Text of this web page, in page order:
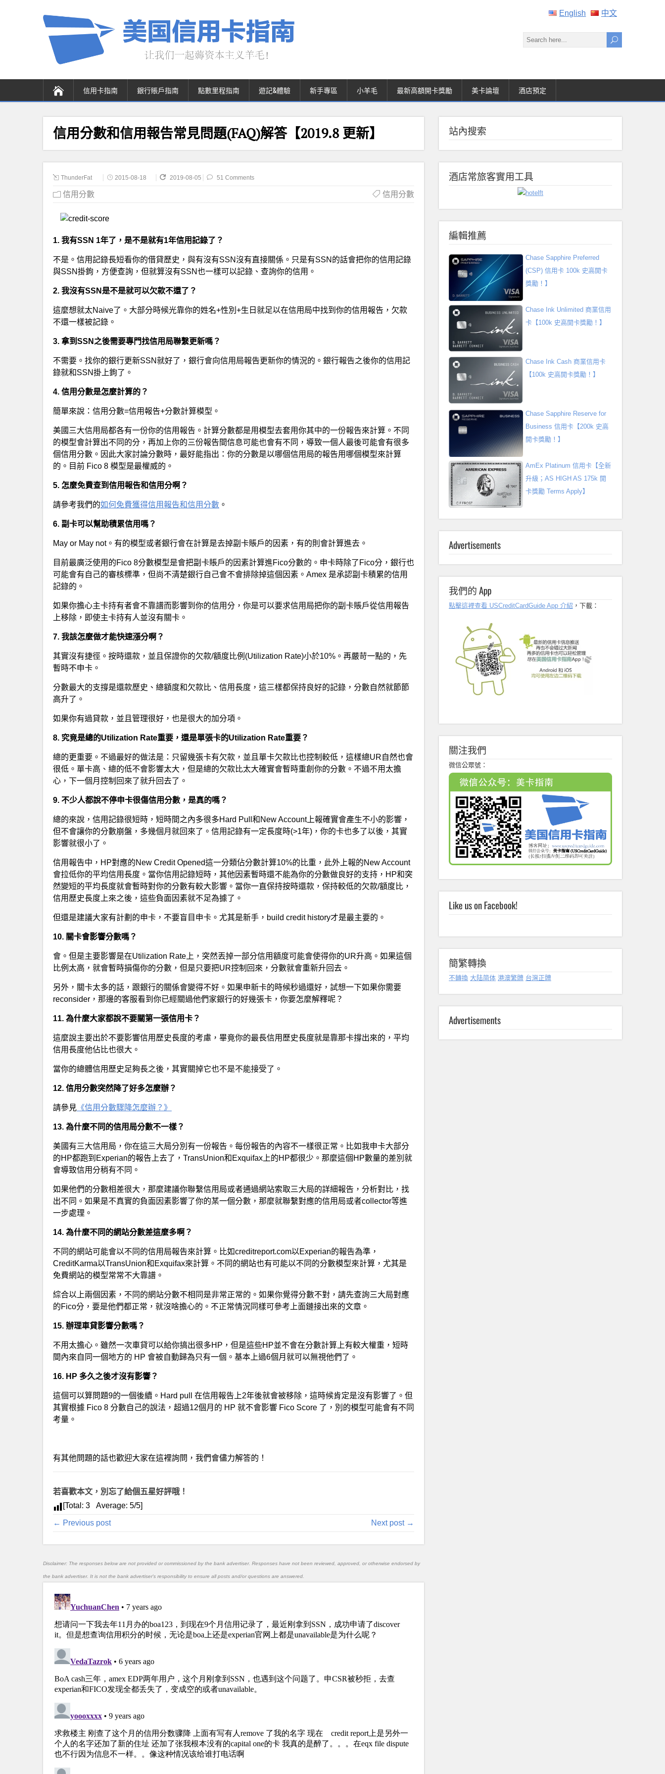
English 中文
信用卡指南 銀行賬戶指南 點數里程指南 遊記&體驗 新手專區 小羊毛 最新高額開卡獎勵 美卡論壇 酒店預定
信用分數和信用報告常見問題(FAQ)解答【2019.8 更新】
ThunderFat 2015-08-18 2019-08-05 51 Comments
信用分數 信用分數
1. 我有SSN 1年了，是不是就有1年信用記錄了？
不是。信用記錄長短看你的借貸歷史，與有沒有SSN沒有直接關係。只是有SSN的話會把你的信用記錄
與SSN掛鉤，方便查詢，但就算沒有SSN也一樣可以記錄、查詢你的信用。
2. 我沒有SSN是不是就可以欠款不還了？
這麼想就太Naive了。大部分時候光靠你的姓名+性別+生日就足以在信用局中找到你的信用報告，欠款
不還一樣被記錄。
3. 拿到SSN之後需要專門找信用局聯繫更新嗎？
不需要。找你的銀行更新SSN就好了，銀行會向信用局報告更新你的情況的。銀行報告之後你的信用記
錄就和SSN掛上鉤了。
4. 信用分數是怎麼計算的？
簡單來說：信用分數=信用報告+分數計算模型。
美國三大信用局都各有一份你的信用報告。計算分數都是用模型去套用你其中的一份報告來計算。不同
的模型會計算出不同的分，再加上你的三份報告間信息可能也會有不同，導致一個人最後可能會有很多
個信用分數。因此大家討論分數時，最好能指出：你的分數是以哪個信用局的報告用哪個模型來計算
的。目前 Fico 8 模型是最權威的。
5. 怎麼免費查到信用報告和信用分啊？
請參考我們的如何免費獲得信用報告和信用分數 。
6. 副卡可以幫助積累信用嗎？
May or May not。有的模型或者銀行會在計算是去掉副卡賬戶的因素，有的則會計算進去。
目前最廣泛使用的Fico 8分數模型是會把副卡賬戶的因素計算進Fico分數的。申卡時除了Fico分，銀行也
可能會有自己的審核標準，但尚不清楚銀行自己會不會排除掉這個因素。Amex 是承認副卡積累的信用
記錄的。
如果你擔心主卡持有者會不靠譜而影響到你的信用分，你是可以要求信用局把你的副卡賬戶從信用報告
上移除，即使主卡持有人並沒有關卡。
7. 我該怎麼做才能快速漲分啊？
其實沒有捷徑。按時還款，並且保證你的欠款/額度比例(Utilization Rate)小於10%。再嚴苛一點的，先
暫時不申卡。
分數最大的支撐是還款歷史、總額度和欠款比、信用長度，這三樣都保持良好的記錄，分數自然就節節
高升了。
如果你有過貸款，並且管理很好，也是很大的加分項。
8. 究竟是總的Utilization Rate重要，還是單張卡的Utilization Rate重要？
總的更重要。不過最好的做法是：只留幾張卡有欠款，並且單卡欠款比也控制較低，這樣總UR自然也會
很低。單卡高、總的低不會影響太大，但是總的欠款比太大確實會暫時重創你的分數。不過不用太擔
心，下一個月控制回來了就升回去了。
9. 不少人都說不停申卡很傷信用分數，是真的嗎？
總的來說，信用記錄很短時，短時間之內多很多Hard Pull和New Account上報確實會產生不小的影響，
但不會讓你的分數崩盤，多幾個月就回來了。信用記錄有一定長度時(>1年)，你的卡也多了以後，其實
影響就很小了。
信用報告中，HP對應的New Credit Opened這一分類佔分數計算10%的比重，此外上報的New Account
會拉低你的平均信用長度。當你信用記錄短時，其他因素暫時還不能為你的分數做良好的支持，HP和突
然變短的平均長度就會暫時對你的分數有較大影響。當你一直保持按時還款，保持較低的欠款/額度比，
信用歷史長度上來之後，這些負面因素就不足為據了。
但還是建議大家有計劃的申卡，不要盲目申卡。尤其是新手，build credit history才是最主要的。
10. 關卡會影響分數嗎？
會。但是主要影響是在Utilization Rate上，突然丟掉一部分信用額度可能會使得你的UR升高。如果這個
比例太高，就會暫時損傷你的分數，但是只要把UR控制回來，分數就會重新升回去。
另外，關卡太多的話，跟銀行的關係會變得不好。如果申新卡的時候秒過還好，試想一下如果你需要
reconsider，那邊的客服看到你已經關過他們家銀行的好幾張卡，你要怎麼解釋呢？
11. 為什麼大家都說不要關第一張信用卡？
這麼說主要出於不要影響信用歷史長度的考慮，畢竟你的最長信用歷史長度就是靠那卡撐出來的，平均
信用長度他佔比也很大。
當你的總體信用歷史足夠長之後，其實關掉它也不是不能接受了。
12. 信用分數突然降了好多怎麼辦？
請參見 《信用分數驟降怎麼辦？》
13. 為什麼不同的信用局分數不一樣？
美國有三大信用局，你在這三大局分別有一份報告。每份報告的內容不一樣很正常。比如我申卡大部分
的HP都跑到Experian的報告上去了，TransUnion和Exquifax上的HP都很少。那麼這個HP數量的差別就
會導致信用分稍有不同。
如果他們的分數相差很大，那麼建議你聯繫信用局或者通過網站索取三大局的詳細報告，分析對比，找
出不同。如果是不真實的負面因素影響了你的某一個分數，那麼就聯繫對應的信用局或者collector等進
一步處理。
14. 為什麼不同的網站分數差這麼多啊？
不同的網站可能會以不同的信用局報告來計算。比如creditreport.com以Experian的報告為準，
CreditKarma以TransUnion和Exquifax來計算。不同的網站也有可能以不同的分數模型來計算，尤其是
免費網站的模型常常不大靠譜。
綜合以上兩個因素，不同的網站分數不相同是非常正常的。如果你覺得分數不對，請先查詢三大局對應
的Fico分，要是他們都正常，就沒啥擔心的。不正常情況同樣可參考上面鏈接出來的文章。
15. 辦理車貸影響分數嗎？
不用太擔心。雖然一次車貸可以給你搞出很多HP，但是這些HP並不會在分數計算上有較大權重，短時
間內來自同一個地方的 HP 會被自動歸為只有一個。基本上過6個月就可以無視他們了。
16. HP 多久之後才沒有影響？
這個可以算問題9的一個後續。Hard pull 在信用報告上2年後就會被移除，這時候肯定是沒有影響了。但
其實根據 Fico 8 分數自己的說法，超過12個月的 HP 就不會影響 Fico Score 了，別的模型可能會有不同
考量。
有其他問題的話也歡迎大家在這裡詢問，我們會儘力解答的！
若喜歡本文，別忘了給個五星好評哦！
[Total: 3 Average: 5/5]
← Previous post Next post →
Disclaimer: The responses below are not provided or commissioned by the bank advertiser. Responses have not been reviewed, approved, or otherwise endorsed by
the bank advertiser. It is not the bank advertiser's responsibility to ensure all posts and/or questions are answered.
站內搜索
酒店常旅客實用工具
編輯推薦
Chase Sapphire Preferred
(CSP) 信用卡 100k 史高開卡
獎勵！】
Chase Ink Unlimited 商業信用
卡【100k 史高開卡獎勵！】
Chase Ink Cash 商業信用卡
【100k 史高開卡獎勵！】
Chase Sapphire Reserve for
Business 信用卡【200k 史高
開卡獎勵！】
AmEx Platinum 信用卡【全新
升級；AS HIGH AS 175k 開
卡獎勵 Terms Apply】
Advertisements
我們的 App
點擊這裡查看 USCreditCardGuide App 介紹 ，下載：
關注我們
微信公眾號：
Like us on Facebook!
簡繁轉換
不轉換 大陆简体 港澳繁體 台灣正體
Advertisements